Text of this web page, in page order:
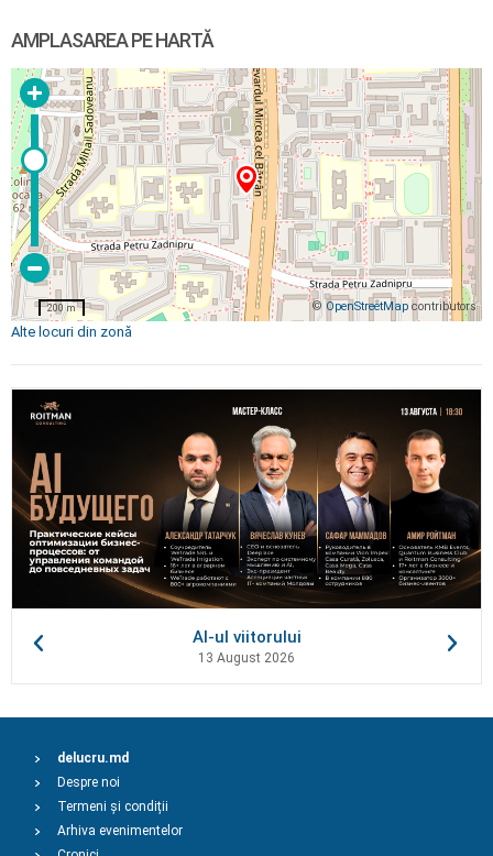
AMPLASAREA PE HARTĂ
© OpenStreetMap contributors
200 m
Alte locuri din zonă
AI-ul viitorului
13 August 2026
delucru.md
Despre noi
Termeni și condiții
Arhiva evenimentelor